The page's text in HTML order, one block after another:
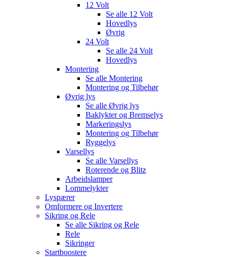
12 Volt
Se alle 12 Volt
Hovedlys
Øvrig
24 Volt
Se alle 24 Volt
Hovedlys
Montering
Se alle Montering
Montering og Tilbehør
Øvrig lys
Se alle Øvrig lys
Baklykter og Bremselys
Markeringslys
Montering og Tilbehør
Ryggelys
Varsellys
Se alle Varsellys
Roterende og Blitz
Arbeidslamper
Lommelykter
Lyspærer
Omformere og Invertere
Sikring og Rele
Se alle Sikring og Rele
Rele
Sikringer
Startboostere